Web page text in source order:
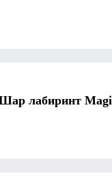
лабиринт